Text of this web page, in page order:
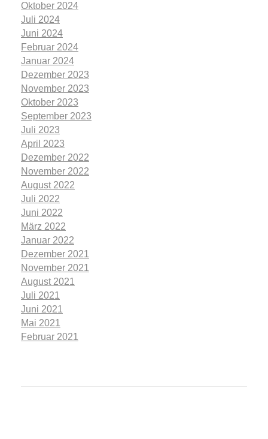
Oktober 2024
Juli 2024
Juni 2024
Februar 2024
Januar 2024
Dezember 2023
November 2023
Oktober 2023
September 2023
Juli 2023
April 2023
Dezember 2022
November 2022
August 2022
Juli 2022
Juni 2022
März 2022
Januar 2022
Dezember 2021
November 2021
August 2021
Juli 2021
Juni 2021
Mai 2021
Februar 2021